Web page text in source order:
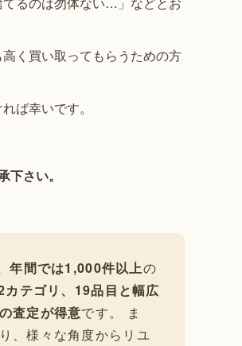
く買い取ってもらうための方
ば幸いです。
さい。
年間では1,000件以上の
カテゴリ、19品目と幅広
査定が得意です。 ま
、様々な角度からリユ